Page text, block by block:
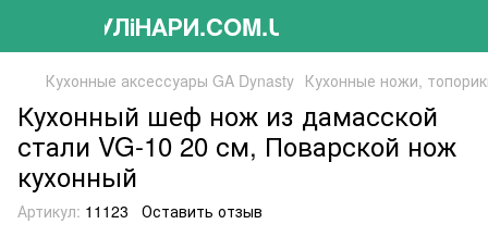
КУЛіНАРИ.COM.UA
Кухонные аксессуары GA Dynasty Кухонные ножи,
Кухонный шеф нож из дамасской
стали VG-10 20 см, Поварской нож
кухонный
Артикул: 11123 Оставить отзыв